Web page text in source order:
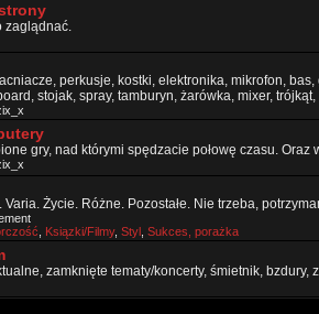
zaglądnać.
perkusje, kostki, elektronika, mikrofon,
stojak, spray, tamburyn, żarówka, mixer, trójkąt,
gry, nad którymi spędzacie połowę czasu.
Varia. Życie. Różne. Pozostałe. Nie trzeba,
Ksiązki/Filmy, Styl Sukces, porażka
zamknięte tematy/koncerty, śmietnik, bzdury,